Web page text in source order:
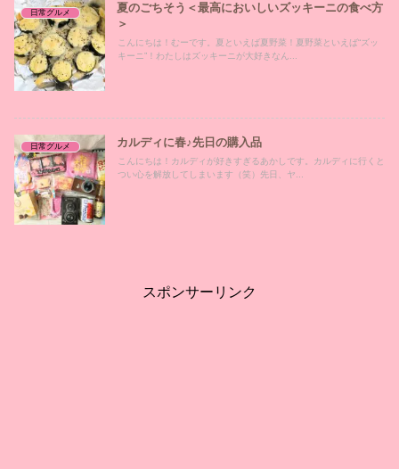
日常グルメ
夏のごちそう＜最高においしいズッキーニの食べ方
＞
こんにちは！むーです。夏といえば夏野菜！夏野菜といえば“ズッ
キーニ”！わたしはズッキーニが大好きなん...
日常グルメ カルディに春♪先日の購入品
こんにちは！カルディが好きすぎるあかしです。カルディに行くと
つい心を解放してしまいます（笑）先日、ヤ...
スポンサーリンク